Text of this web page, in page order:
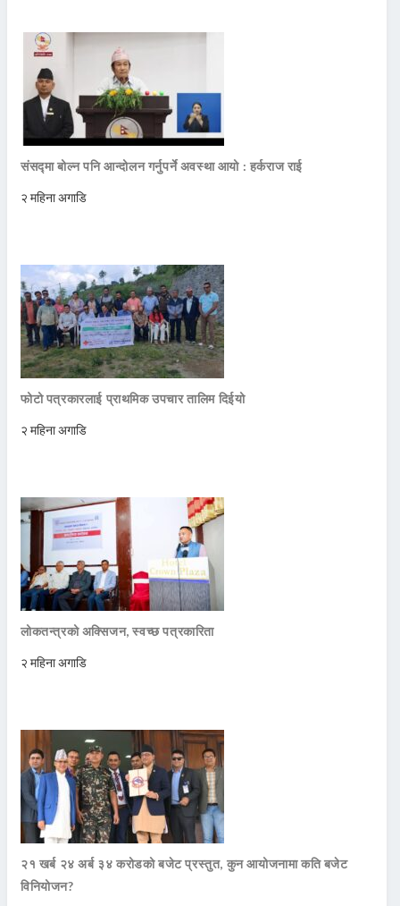
संसद्मा बोल्न पनि आन्दोलन गर्नुपर्ने अवस्था आयो : हर्कराज राई
२ महिना अगाडि
फोटो पत्रकारलाई प्राथमिक उपचार तालिम दिईयो
२ महिना अगाडि
लोकतन्त्रको अक्सिजन, स्वच्छ पत्रकारिता
२ महिना अगाडि
२१ खर्ब २४ अर्ब ३४ करोडको बजेट प्रस्तुत, कुन आयोजनामा कति बजेट
विनियोजन?